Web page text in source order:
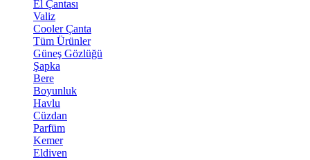
El Çantası
Valiz
Cooler Çanta
Tüm Ürünler
Güneş Gözlüğü
Şapka
Bere
Boyunluk
Havlu
Cüzdan
Parfüm
Kemer
Eldiven